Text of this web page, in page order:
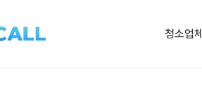
청소업체